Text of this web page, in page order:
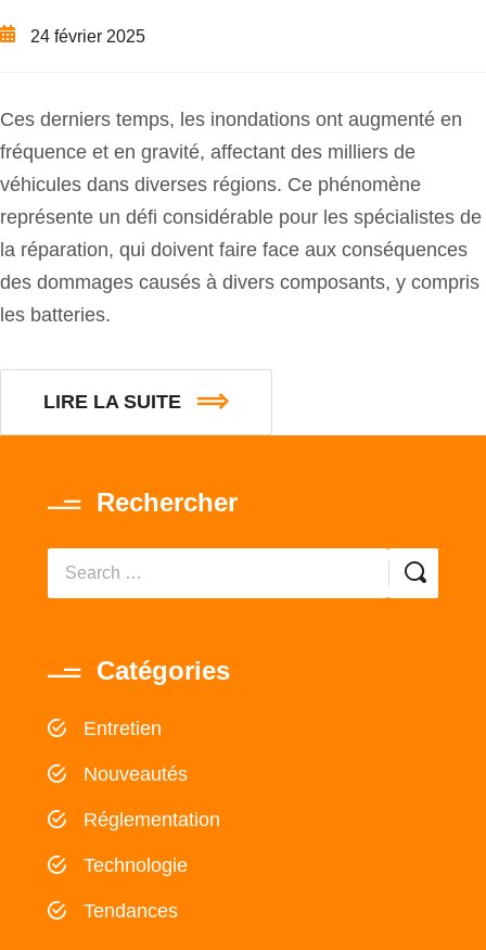
24 février 2025
Ces derniers temps, les inondations ont augmenté en
fréquence et en gravité, affectant des milliers de
véhicules dans diverses régions. Ce phénomène
représente un défi considérable pour les spécialistes de
la réparation, qui doivent faire face aux conséquences
des dommages causés à divers composants, y compris
les batteries.
LIRE LA SUITE
Rechercher
Catégories
Entretien
Nouveautés
Réglementation
Technologie
Tendances